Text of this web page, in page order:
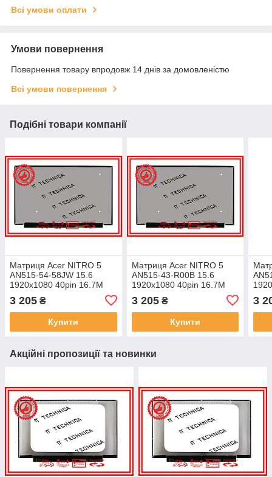
Всі умови оплати
Умови повернення
Повернення товару впродовж 14 днів за домовленістю
Всі умови повернення
Подібні товари компанії
Матриця Acer NITRO 5
AN515-54-58JW 15.6
1920x1080 40pin 16.7M
45% NTSC 250 cd/m² для
ноутбука
3 205 ₴
Купити
Матриця Acer NITRO 5
AN515-43-R00B 15.6
1920x1080 40pin 16.7M
45% NTSC 250 cd/m² для
ноутбука
3 205₴
Купити
3
Акційні пропозиції та новинки